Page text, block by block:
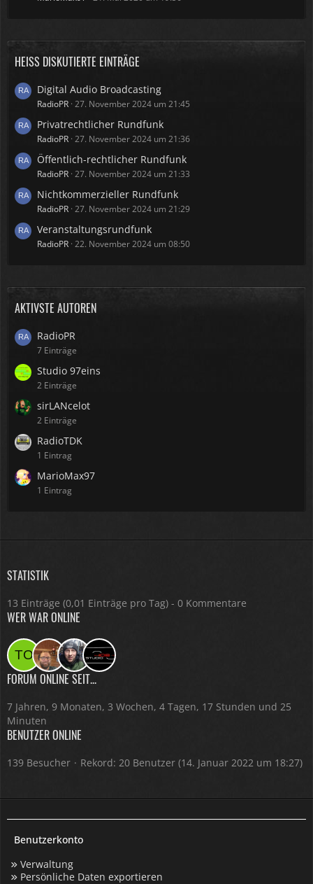
HEISS DISKUTIERTE EINTRÄGE
Digital Audio Broadcasting
RadioPR 27. November 2024 um 21:45
Privatrechtlicher Rundfunk
RadioPR 27. November 2024 um 21:36
Öffentlich-rechtlicher Rundfunk
RadioPR 27. November 2024 um 21:33
Nichtkommerzieller Rundfunk
RadioPR 27. November 2024 um 21:29
Veranstaltungsrundfunk
RadioPR 22. November 2024 um 08:50
AKTIVSTE AUTOREN
RadioPR
7 Einträge
Studio 97eins
2 Einträge
sirLANcelot
2 Einträge
RadioTDK
1 Eintrag
MarioMax97
1 Eintrag
STATISTIK
13 Einträge (0,01 Einträge pro Tag) - 0 Kommentare
WER WAR ONLINE
FORUM ONLINE SEIT...
7 Jahren, 9 Monaten, 3 Wochen, 4 Tagen, 17 Stunden und 25
Minuten
BENUTZER ONLINE
139 Besucher Rekord: 20 Benutzer (14. Januar 2022 um 18:27)
Benutzerkonto
Verwaltung
Persönliche Daten exportieren